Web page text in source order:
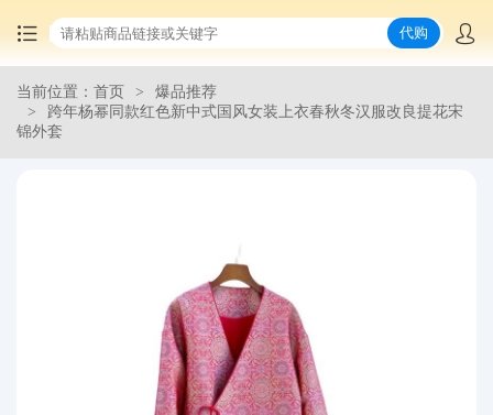
首页
代购
当前位置：首页
爆品推荐
跨年杨幂同款红色新中式国风女装上衣春秋冬汉服改良提花宋
锦外套